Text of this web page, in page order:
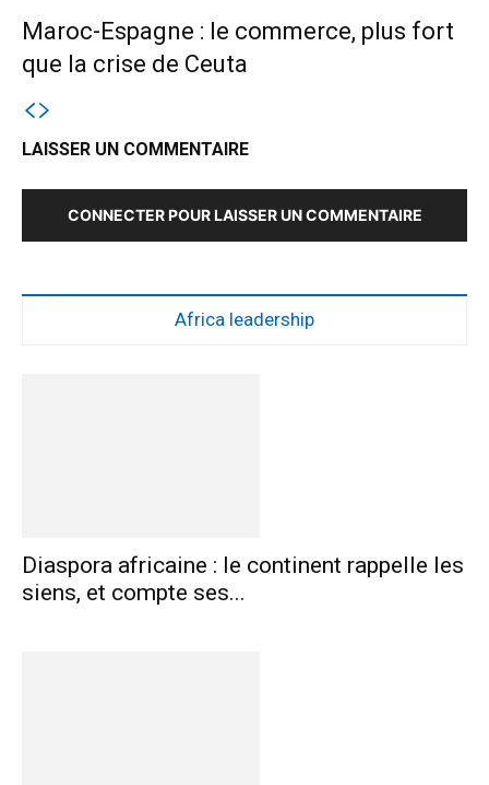
Maroc-Espagne : le commerce, plus fort
que la crise de Ceuta
LAISSER UN COMMENTAIRE
CONNECTER POUR LAISSER UN COMMENTAIRE
Africa leadership
Diaspora africaine : le continent rappelle les
siens, et compte ses...